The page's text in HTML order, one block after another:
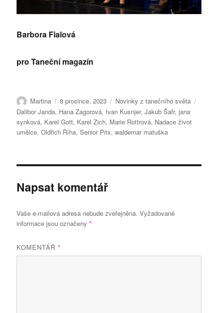
Barbora Fialová
pro Taneční magazín
Autor:
Martina Publikováno:
8 prosince, 2023 Rubriky:
Novinky z tanečního světa
Dalibor Janda, Hana Zagorová, Ivan Kusnjer,Jakub Šafr,jana
synková, Karel Gott, Karel Zich, Marie Rottrová, Nadace život
umělce,Oldřich Říha,Senior Prix,waldemar matuška
Napsat komentář
Vaše e-mailová adresa nebude zveřejněna. Vyžadované
informace jsou označeny*
KOMENTÁŘ*